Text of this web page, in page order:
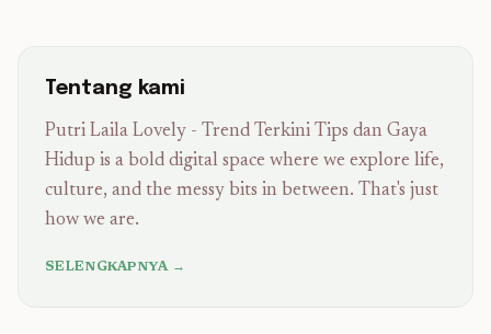
Tentang kami
Putri Laila Lovely - Trend Terkini Tips dan Gaya
Hidup is a bold digital space where we explore life,
culture, and the messy bits in between. That's just
how we are.
SELENGKAPNYA →